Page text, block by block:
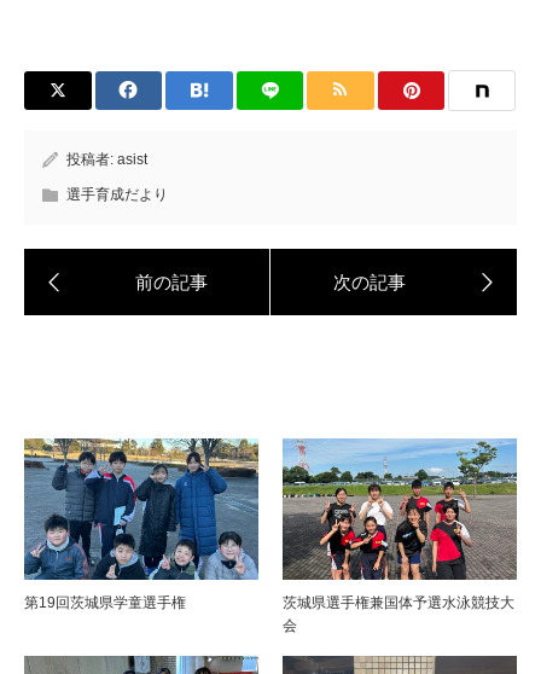
投稿者: asist
選手育成だより
第19回茨城県学童選手権
茨城県選手権兼国体予選水泳競技大
会